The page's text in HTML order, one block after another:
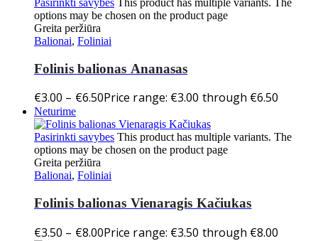
options may be chosen on the product page
Greita peržiūra
Balionai, Foliniai
Folinis balionas Ananasas
€3.00 – €6.50Price range: €3.00 through €6.50
Neturime
Pasirinkti savybes This product has multiple variants. The
options may be chosen on the product page
Greita peržiūra
Balionai, Foliniai
Folinis balionas Vienaragis Kačiukas
€3.50 – €8.00Price range: €3.50 through €8.00